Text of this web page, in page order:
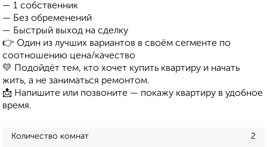
— 1 собственник
— Без обременений
— Быстрый выход на сделку
👉 Один из лучших вариантов в своём сегменте по
соотношению цена/качество
💛 Подойдёт тем, кто хочет купить квартиру и начать
жить, а не заниматься ремонтом.
📩 Напишите или позвоните — покажу квартиру в удобное
время.
Количество комнат 2